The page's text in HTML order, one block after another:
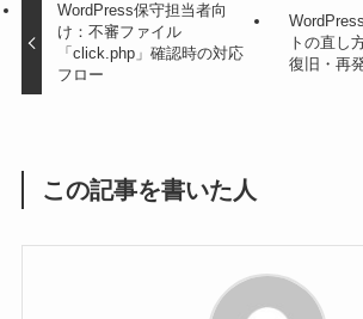
WordPress保守担当者向
け：不審ファイル
「click.php」確認時の対応
フロー
トの直し
復旧・再
この記事を書いた人